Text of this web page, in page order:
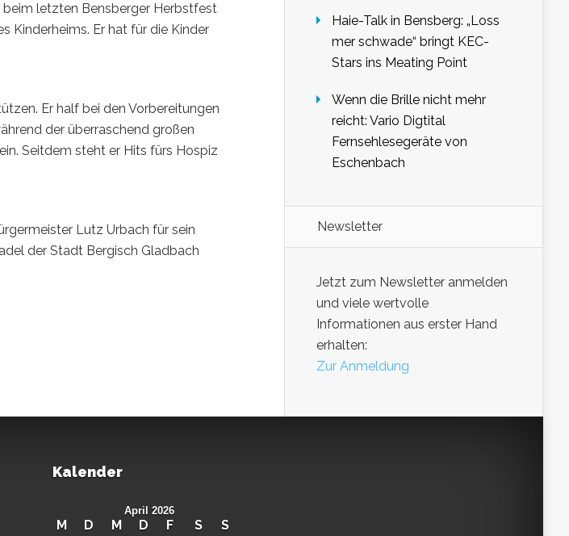
beim letzten Bensberger Herbstfest
Kinderheims. Er hat für die Kinder
Er half bei den Vorbereitungen
der überraschend großen
Seitdem steht er Hits fürs Hospiz
Lutz Urbach für sein
der Stadt Bergisch Gladbach
Haie-Talk in Bensberg: „Loss
mer schwade“ bringt KEC-
Stars ins Meating Point
Wenn die Brille nicht mehr
reicht: Vario Digtital
Fernsehlesegeräte von
Eschenbach
Newsletter
Jetzt zum Newsletter anmelden
und viele wertvolle
Informationen aus erster Hand
erhalten:
Zur Anmeldung
Kalender
April 2026
M D M D F S
S